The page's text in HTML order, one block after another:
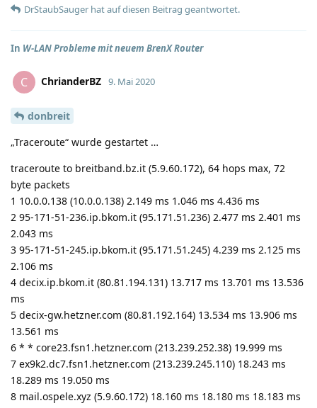
DrStaubSauger hatauf diesen Beitrag geantwortet.
In W-LAN Probleme mit neuem BrenX Router
C ChrianderBZ 9. Mai 2020
donbreit
„Traceroute“ wurde gestartet …
traceroute to breitband.bz.it (5.9.60.172), 64 hops max, 72
byte packets
1 10.0.0.138 (10.0.0.138) 2.149 ms 1.046 ms 4.436 ms
2 95-171-51-236.ip.bkom.it (95.171.51.236) 2.477 ms 2.401 ms
2.043 ms
3 95-171-51-245.ip.bkom.it (95.171.51.245) 4.239 ms 2.125 ms
2.106 ms
4 decix.ip.bkom.it (80.81.194.131) 13.717 ms 13.701 ms 13.536
ms
5 decix-gw.hetzner.com (80.81.192.164) 13.534 ms 13.906 ms
13.561 ms
6 * * core23.fsn1.hetzner.com (213.239.252.38) 19.999 ms
7 ex9k2.dc7.fsn1.hetzner.com (213.239.245.110) 18.243 ms
18.289 ms 19.050 ms
8 mail.ospele.xyz (5.9.60.172) 18.160 ms 18.180 ms 18.183 ms